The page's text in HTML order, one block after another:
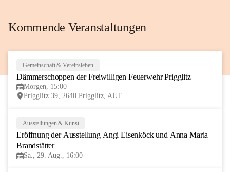
Kommende Veranstaltungen
Gemeinschaft & Vereinsleben
Dämmerschoppen der Freiwilligen Feuerwehr Prigglitz
Morgen, 15:00
Prigglitz 39, 2640 Prigglitz, AUT
AUG
Ausstellungen & Kunst
Eröffnung der Ausstellung Angi Eisenköck und Anna Maria
Brandstätter
Sa., 29. Aug., 16:00